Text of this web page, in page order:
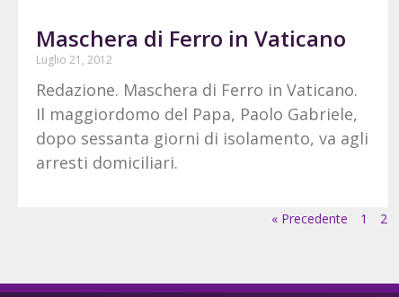
Maschera di Ferro in Vaticano
Luglio 21, 2012
Redazione. Maschera di Ferro in Vaticano.
Il maggiordomo del Papa, Paolo Gabriele,
dopo sessanta giorni di isolamento, va agli
arresti domiciliari.
« Precedente 1 2